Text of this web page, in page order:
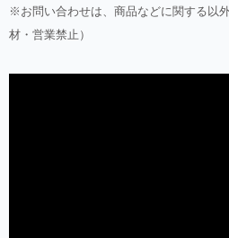
※お問い合わせは、商品などに関する以
材・営業禁止）